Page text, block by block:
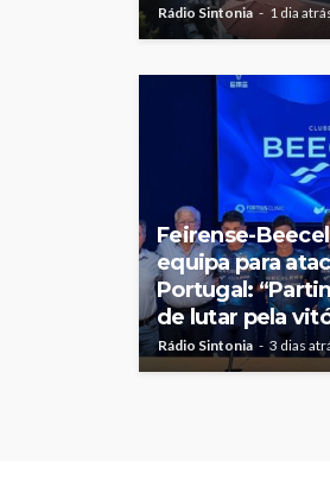
Rádio Sintonia 1 dia
Feirense-
equipa para
Portugal:
de lutar pela
Rádio Sintonia 3 dias